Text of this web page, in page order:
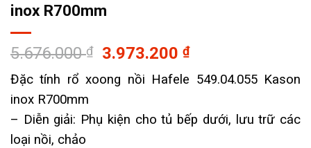
inox R700mm
5.676.000₫
Giá
là:
3.973.200₫Giá
tại
3.973.200 ₫.
Đặc tính rổ xoong nồi Hafele 549.04.055 Kason
inox R700mm
– ​Diễn giải: Phụ kiện cho tủ bếp dưới, lưu trữ các
loại nồi, chảo